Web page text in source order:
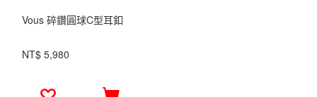
Vous 碎鑽圓球C型耳釦
NT$ 5,980